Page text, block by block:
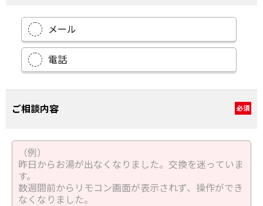
メール
電話
ご相談内容 必須